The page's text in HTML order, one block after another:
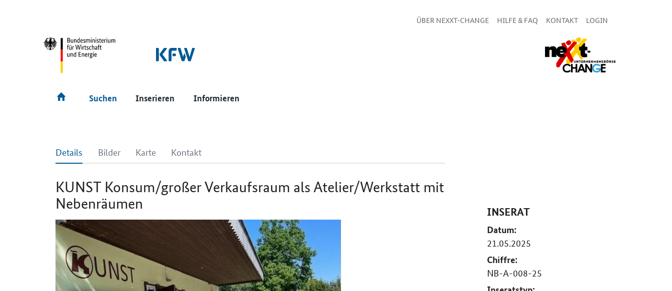
ÜBER NEXXT-CHANGE HILFE & FAQ KONTAKT LOGIN
Suchen Inserieren Informieren
Details Bilder Karte Kontakt
KUNST Konsum/großer Verkaufsraum als Atelier/Werkstatt mit
Nebenräumen
Details
INSERAT
Datum:
21.05.2025
Chiffre:
NB-A-008-25